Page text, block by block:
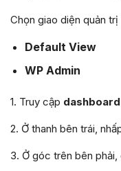
Chọn giao diện quản trị
Default View
WP Admin
1. Truy cập dashboard
2. Ở thanh bên trái,
3. Ở góc trên bên phải,